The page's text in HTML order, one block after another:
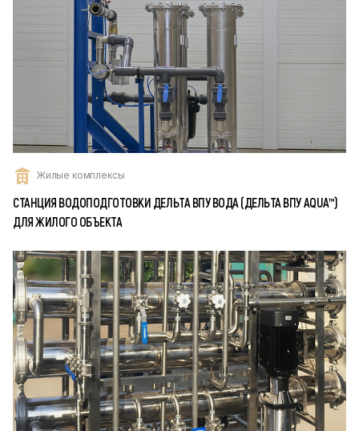
Жилые комплексы
СТАНЦИЯ ВОДОПОДГОТОВКИ ДЕЛЬТА ВПУ ВОДА (ДЕЛЬТА ВПУ AQUA™)
ДЛЯ ЖИЛОГО ОБЪЕКТА